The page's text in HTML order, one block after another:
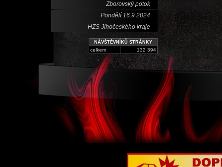
Zborovský potok
Pondělí 16.9 2024
HZS Jihočeského kraje
NÁVŠTĚVNÍKŮ STRÁNKY
celkem 132 394